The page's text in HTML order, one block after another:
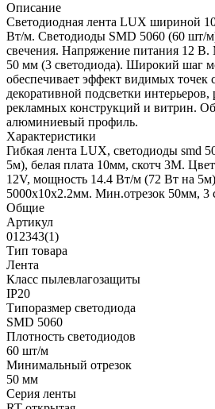
Описание
Светодиодная лента LUX шириной
Вт/м. Светодиоды SMD 5060 (60 шт/
свечения. Напряжение питания 12
50 мм (3 светодиода). Широкий шаг
обеспечивает эффект видимых точек
декоративной подсветки
рекламных конструкций и витрин.
алюминиевый профиль.
Характеристики
Гибкая лента LUX, светодиоды smd
5м), белая плата 10мм, скотч 3М.
12V, мощность 14.4 Вт/м (72 Вт на
5000х10x2.2мм. Мин.отрезок 50мм, 3
Общие
Артикул
012343(1)
Тип товара
Лента
Класс пылевлагозащиты
IP20
Типоразмер светодиода
SMD 5060
Плотность светодиодов
60 шт/м
Минимальный отрезок
50 мм
Серия ленты